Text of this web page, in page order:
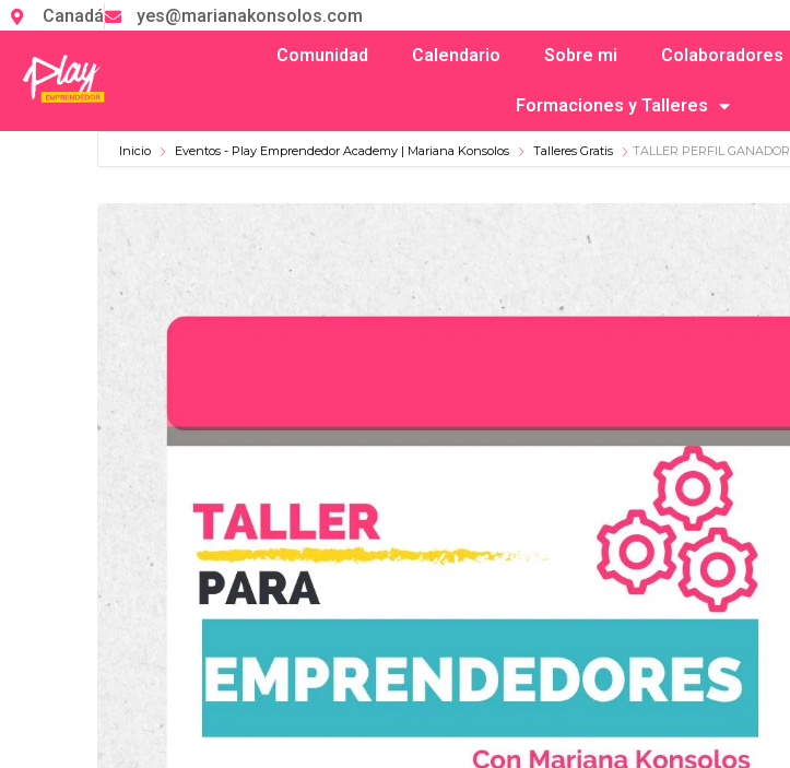
Canadá
yes@marianakonsolos.com
Comunidad
Calendario Sobre mi Colaboradores
Formaciones y Talleres
Inicio Eventos - Play Emprendedor Academy | Mariana Konsolos Talleres Gratis TALLER PERFIL GANADOR